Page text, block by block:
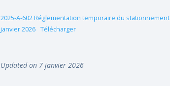
2025-A-602 Réglementation temporaire du
janvier 2026 Télécharger
Updated on 7 janvier 2026